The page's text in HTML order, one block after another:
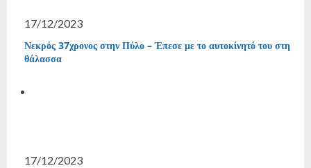
17/12/2023
Νεκρός 37χρονος στην Πύλο – Έπεσε με το αυτοκίνητό του στη
θάλασσα
17/12/2023